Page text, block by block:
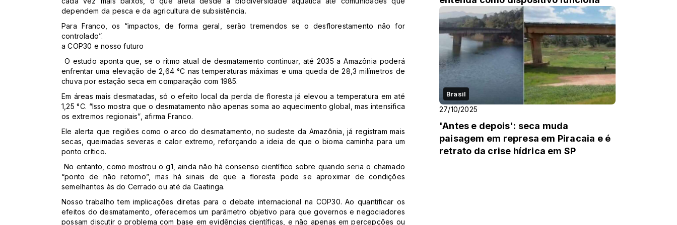
dependem da pesca e da agricultura de subsistência.
Para Franco, os “impactos, de forma geral, serão tremendos se o desflorestamento não for
controlado”.
a COP30 e nosso futuro
O estudo aponta que, se o ritmo atual de desmatamento continuar, até 2035 a Amazônia poderá
enfrentar uma elevação de 2,64 °C nas temperaturas máximas e uma queda de 28,3 milímetros de
chuva por estação seca em comparação com 1985.
Em áreas mais desmatadas, só o efeito local da perda de floresta já elevou a temperatura em até
1,25 °C. “Isso mostra que o desmatamento não apenas soma ao aquecimento global, mas intensifica
os extremos regionais”, afirma Franco.
Ele alerta que regiões como o arco do desmatamento, no sudeste da Amazônia, já registram mais
secas, queimadas severas e calor extremo, reforçando a ideia de que o bioma caminha para um
ponto crítico.
No entanto, como mostrou o g1, ainda não há consenso científico sobre quando seria o chamado
“ponto de não retorno”, mas há sinais de que a floresta pode se aproximar de condições
semelhantes às do Cerrado ou até da Caatinga.
Nosso trabalho tem implicações diretas para o debate internacional na COP30. Ao quantificar os
efeitos do desmatamento, oferecemos um parâmetro objetivo para que governos e negociadores
possam discutir o problema com base em evidências científicas, e não apenas em percepções ou
Brasil
27/10/2025
'Antes e depois': seca muda
paisagem em represa em Piracaia e é
retrato da crise hídrica em SP